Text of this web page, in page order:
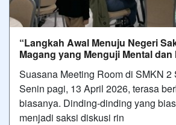
“Langkah Awal Menuju Negeri
Magang yang Menguji Mental dan
Suasana Meeting Room di SMKN 2
Senin pagi, 13 April 2026, terasa
biasanya. Dinding-dinding yang
menjadi saksi diskusi rin